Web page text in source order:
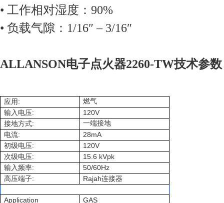
• 工作相对湿度：90%
• 负载气隙：1/16″ – 3/16″
ALLANSON电子点火器2260-TW技术参数
应用 :
燃气
输入电压: 120V
接地方式:
一端接地
电流: 28mA
初级电压: 120V
次级电压: 15.6 kVpk
输入频率: 50/60Hz
高压端子: Rajah连接器
Application
GAS